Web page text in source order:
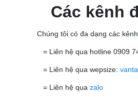
Các kênh
Chúng tôi có đa dạng các
= Liên hệ qua hotline 0909
= Liên hệ qua wepsize:
= Liên hệ qua zalo